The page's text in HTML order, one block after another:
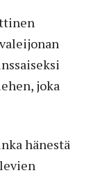
joka
hänestä